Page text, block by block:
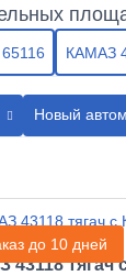
КАМАЗ
Новый
до 10 дней
43118 тягач